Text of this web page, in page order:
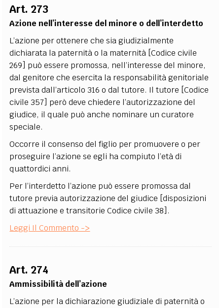
Art. 273
Azione nell’interesse del minore o dell’interdetto
L’azione per ottenere che sia giudizialmente
dichiarata la paternità o la maternità [Codice civile
269] può essere promossa, nell’interesse del minore,
dal genitore che esercita la responsabilità genitoriale
prevista dall’articolo 316 o dal tutore. Il tutore [Codice
civile 357] però deve chiedere l’autorizzazione del
giudice, il quale può anche nominare un curatore
speciale.
Occorre il consenso del figlio per promuovere o per
proseguire l’azione se egli ha compiuto l’età di
quattordici anni.
Per l’interdetto l’azione può essere promossa dal
tutore previa autorizzazione del giudice [disposizioni
di attuazione e transitorie Codice civile 38].
Leggi Il Commento ->
Art. 274
Ammissibilità dell’azione
L’azione per la dichiarazione giudiziale di paternità o